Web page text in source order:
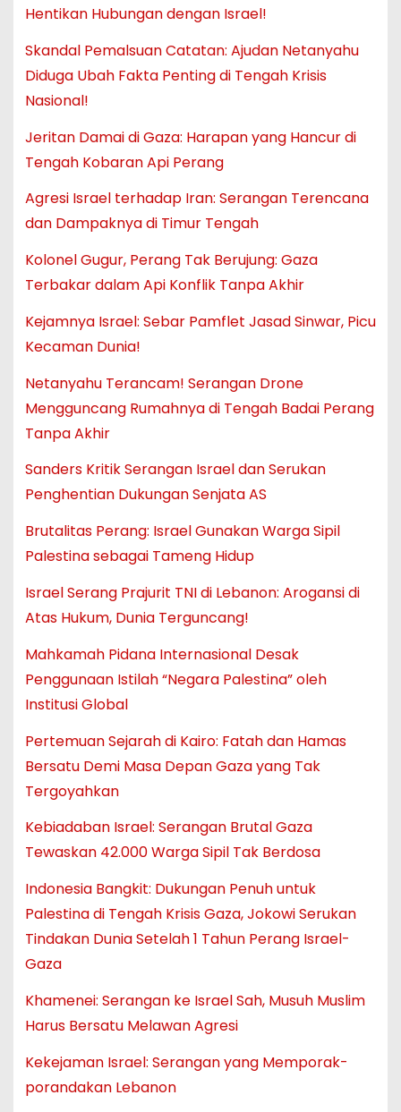
Hentikan Hubungan dengan Israel!
Skandal Pemalsuan Catatan: Ajudan Netanyahu
Diduga Ubah Fakta Penting di Tengah Krisis
Nasional!
Jeritan Damai di Gaza: Harapan yang Hancur di
Tengah Kobaran Api Perang
Agresi Israel terhadap Iran: Serangan Terencana
dan Dampaknya di Timur Tengah
Kolonel Gugur, Perang Tak Berujung: Gaza
Terbakar dalam Api Konflik Tanpa Akhir
Kejamnya Israel: Sebar Pamflet Jasad Sinwar, Picu
Kecaman Dunia!
Netanyahu Terancam! Serangan Drone
Mengguncang Rumahnya di Tengah Badai Perang
Tanpa Akhir
Sanders Kritik Serangan Israel dan Serukan
Penghentian Dukungan Senjata AS
Brutalitas Perang: Israel Gunakan Warga Sipil
Palestina sebagai Tameng Hidup
Israel Serang Prajurit TNI di Lebanon: Arogansi di
Atas Hukum, Dunia Terguncang!
Mahkamah Pidana Internasional Desak
Penggunaan Istilah “Negara Palestina” oleh
Institusi Global
Pertemuan Sejarah di Kairo: Fatah dan Hamas
Bersatu Demi Masa Depan Gaza yang Tak
Tergoyahkan
Kebiadaban Israel: Serangan Brutal Gaza
Tewaskan 42.000 Warga Sipil Tak Berdosa
Indonesia Bangkit: Dukungan Penuh untuk
Palestina di Tengah Krisis Gaza, Jokowi Serukan
Tindakan Dunia Setelah 1 Tahun Perang Israel-
Gaza
Khamenei: Serangan ke Israel Sah, Musuh Muslim
Harus Bersatu Melawan Agresi
Kekejaman Israel: Serangan yang Memporak-
porandakan Lebanon